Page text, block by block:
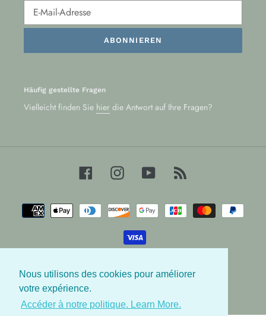
Nous utilisons des cookies pour améliorer
votre expérience.
Accéder à notre politique. Learn More.
ABONNIEREN
Häufig gestellte Fragen
Vielleicht finden Sie hier die Antwort auf Ihre Fragen?
FacebookInstagramYouTube
Zahlungsarten
© 2026,Les Babygators